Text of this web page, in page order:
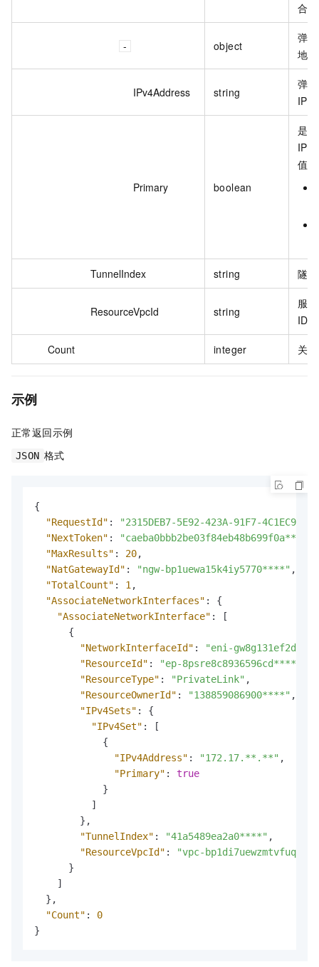
合。
object
弹
地
IPv4Address string
弹
IP
Primary boolean
是
IP
值：
TunnelIndex string 隧
ResourceVpcId string
服
ID。
Count integer 关
示例
正常返回示例
JSON 格式
{
"RequestId" :
"2315DEB7-5E92-423A-91F7-
"NextToken" : "caeba0bbb2be03f84eb48b699f0a****"
"MaxResults" : 20,
"NatGatewayId" : "ngw-bp1uewa15k4iy5770****" ,
"TotalCount" : 1 ,
"AssociateNetworkInterfaces" :
{
"AssociateNetworkInterface" :
[
{
"NetworkInterfaceId" :
"eni-
"ResourceId" : "ep-8psre8c8936596cd****"
"ResourceType" : "PrivateLink" ,
"ResourceOwnerId" : "138859086900****" ,
"IPv4Sets" :
{
"IPv4Set" :
[
{
"IPv4Address" : "172.17.**.**" ,
"Primary" :
true
}
]
} ,
"TunnelIndex" : "41a5489ea2a0****" ,
"ResourceVpcId" :
"vpc-
}
]
} ,
"Count" :
0
}